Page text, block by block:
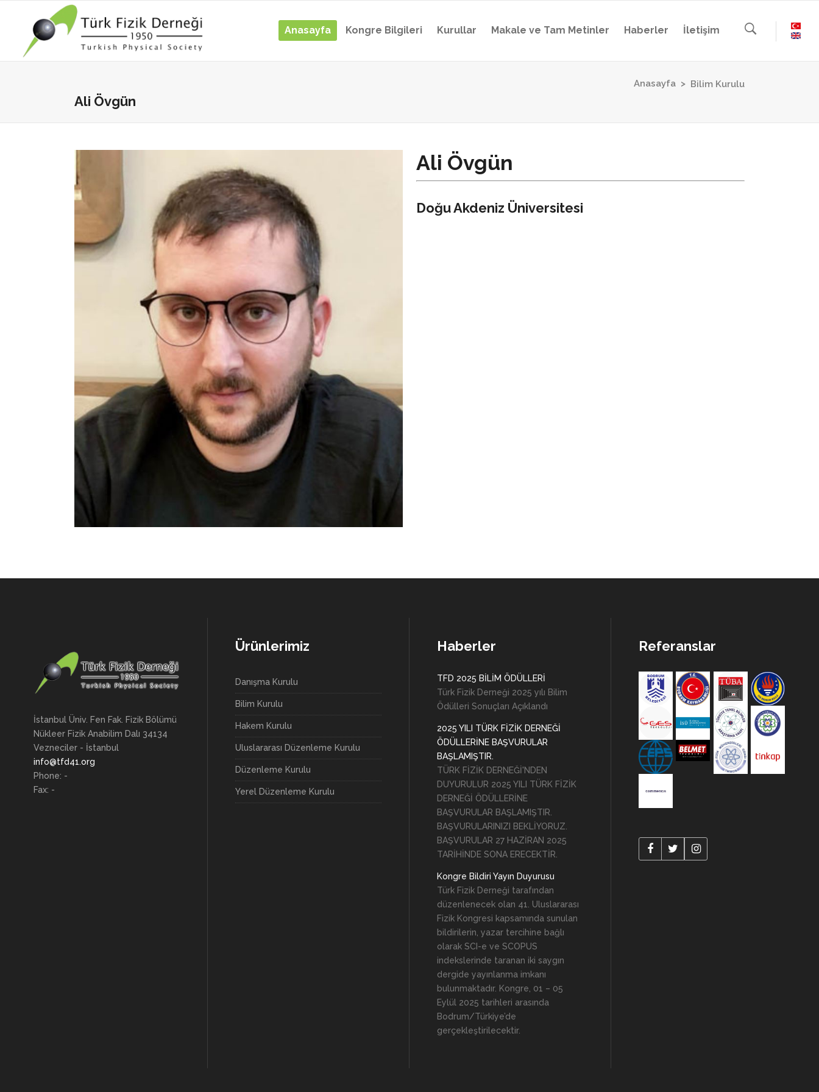
Anasayfa Kongre Bilgileri Kurullar Makale ve Tam Metinler Haberler İletişim
Ali Övgün
Anasayfa > Bilim Kurulu
Ali Övgün
Doğu Akdeniz Üniversitesi
İstanbul Üniv. Fen Fak. Fizik Bölümü
Nükleer Fizik Anabilim Dalı 34134
Vezneciler - İstanbul
info@tfd41.org
Phone: -
Fax: -
Ürünlerimiz
Danışma Kurulu
Bilim Kurulu
Hakem Kurulu
Uluslararası Düzenleme Kurulu
Düzenleme Kurulu
Yerel Düzenleme Kurulu
Haberler
TFD 2025 BİLİM ÖDÜLLERİ
Türk Fizik Derneği 2025 yılı Bilim
Ödülleri Sonuçları Açıklandı
2025 YILI TÜRK FİZİK DERNEĞİ
ÖDÜLLERİNE BAŞVURULAR
BAŞLAMIŞTIR.
TÜRK FİZİK DERNEĞİ'NDEN
DUYURULUR 2025 YILI TÜRK FİZİK
DERNEĞİ ÖDÜLLERİNE
BAŞVURULAR BAŞLAMIŞTIR.
BAŞVURULARINIZI BEKLİYORUZ.
BAŞVURULAR 27 HAZİRAN 2025
TARİHİNDE SONA ERECEKTİR.
Kongre Bildiri Yayın Duyurusu
Türk Fizik Derneği tarafından
düzenlenecek olan 41. Uluslararası
Fizik Kongresi kapsamında sunulan
bildirilerin, yazar tercihine bağlı
olarak SCI-e ve SCOPUS
indekslerinde taranan iki saygın
dergide yayınlanma imkanı
bulunmaktadır. Kongre, 01 – 05
Eylül 2025 tarihleri arasında
Bodrum/Türkiye’de
gerçekleştirilecektir.
Referanslar